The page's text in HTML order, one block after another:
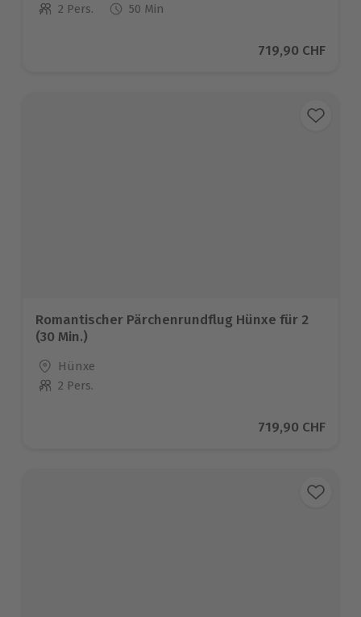
Anzahl der Teilnehmer
2 Pers. 50 Min
Aktueller Preis
719,90 CHF
Romantischer Pärchenrundflug Hünxe für 2
(30 Min.)
Standort
Hünxe
Anzahl der Teilnehmer
2 Pers.
Aktueller Preis
719,90 CHF